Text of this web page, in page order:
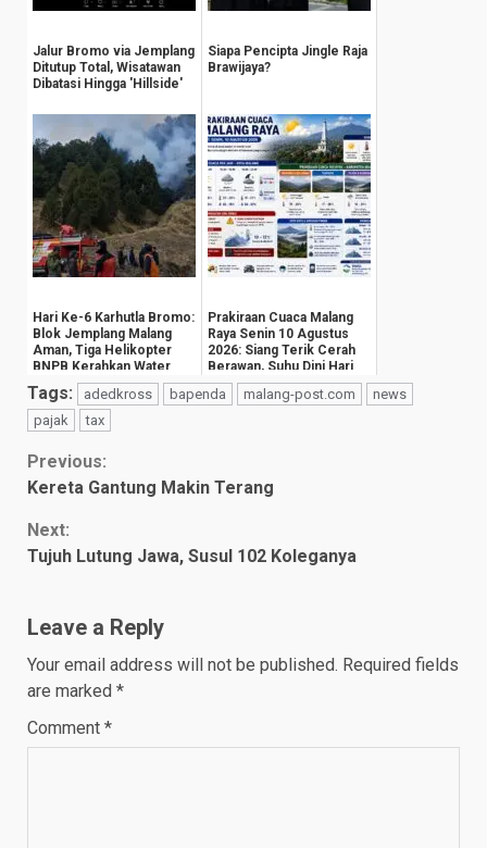
Jalur Bromo via Jemplang
Ditutup Total, Wisatawan
Dibatasi Hingga 'Hillside'
Siapa Pencipta Jingle Raja
Brawijaya?
Hari Ke-6 Karhutla Bromo:
Blok Jemplang Malang
Aman, Tiga Helikopter
BNPB Kerahkan Water
Bombing
Prakiraan Cuaca Malang
Raya Senin 10 Agustus
2026: Siang Terik Cerah
Berawan, Suhu Dini Hari
Anjlok ...
Tags: adedkross bapenda malang-post.com
news
pajak
tax
Continue
Previous:
Kereta Gantung Makin Terang
Next:
Tujuh Lutung Jawa, Susul 102 Koleganya
Leave a Reply
Your email address will not be published. Required fields
are marked *
Comment *